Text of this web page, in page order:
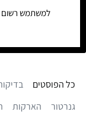
למשתמש רשום
גנרטור
הארקות
כל הפוסטים